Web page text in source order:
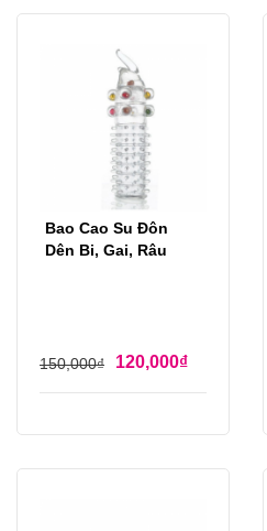
Bao Cao Su Đôn
Dên Bi, Gai, Râu
150,000₫ 120,000₫